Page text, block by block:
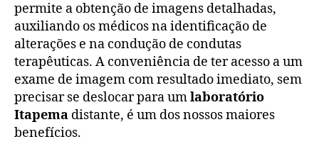
permite a obtenção de imagens detalhadas,
auxiliando os médicos na identificação de
alterações e na condução de condutas
terapêuticas. A conveniência de ter acesso a um
exame de imagem com resultado imediato, sem
precisar se deslocar para umlaboratório
Itapema distante, é um dos nossos maiores
benefícios.